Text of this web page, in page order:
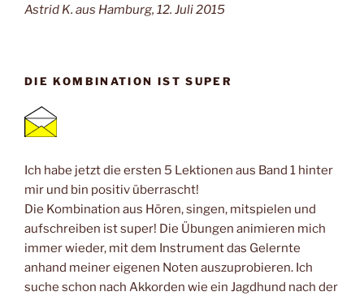
Astrid K. aus Hamburg, 12. Juli 2015
DIE KOMBINATION IST SUPER
Ich habe jetzt die ersten 5 Lektionen aus Band 1 hinter
mir und bin positiv überrascht!
Die Kombination aus Hören, singen, mitspielen und
aufschreiben ist super! Die Übungen animieren mich
immer wieder, mit dem Instrument das Gelernte
anhand meiner eigenen Noten auszuprobieren. Ich
suche schon nach Akkorden wie ein Jagdhund nach der